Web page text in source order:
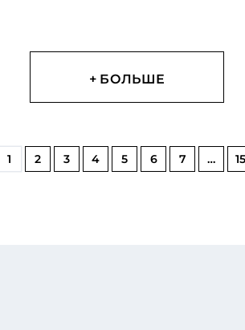
+ БОЛЬШЕ
1 2 3 4 5 6 7 … 15